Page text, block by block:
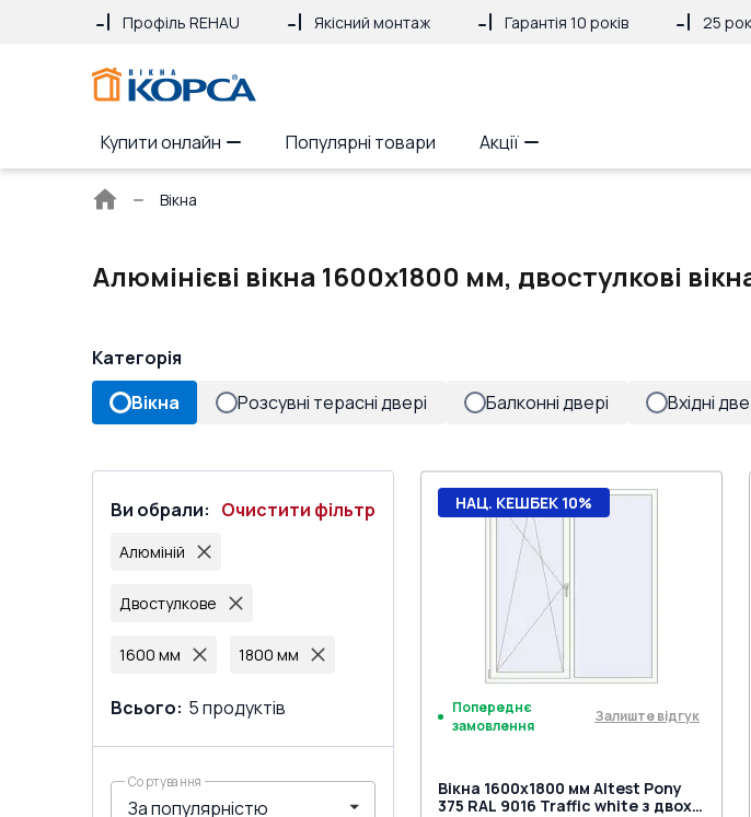
Профіль REHAU Якісний монтаж Гарантія 10 років 25
Купити онлайн Популярні товари Акції
Головна
Вікна
Алюмінієві вікна 1600x1800 мм, двостулкові
Категорія
Вікна
Розсувні терасні двері Балконні двері Вхідні
Ви обрали: Очистити фільтр
Алюміній
Двостулкове
1600 мм 1800 мм
Всього: 5продуктів
Сортування
НАЦ. КЕШБЕК 10%
Попереднє
замовлення
Залиште відгук
Вікна 1600x1800 мм Altest Pony
375 RAL 9016 Traffic white з двох